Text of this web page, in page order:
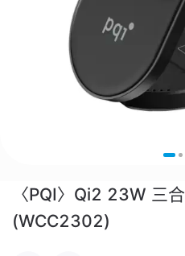
〈PQI〉Qi2 23W 三
(WCC2302)